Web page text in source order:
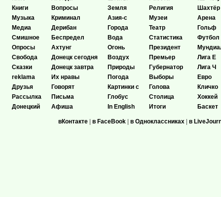
Книги
Музыка
Медиа
Смишное
Опросы
Свобода
Сказки
reklama
Друзья
Рассылка
Донецкий
Вопросы
Криминал
Дерибан
Беспредел
Ахтунг
Донецк сегодня
Донецк завтра
Их нравы
Говорят
Письма
Афиша
Земля
Азия-с
Города
Вода
Огонь
Воздух
Природы
Погода
Картинки с
Глобус
In English
Религия
Музеи
Театр
Статистика
Президент
Премьер
Губернатор
Выборы
Голова
Столица
Итоги
Шахтёр
Арена
Гольф
Футбол
Лига Е
Лига Ч
Евро
Кличко
Хоккей
Баскет
вКонтакте | в FaceBook | в Одноклассниках | в